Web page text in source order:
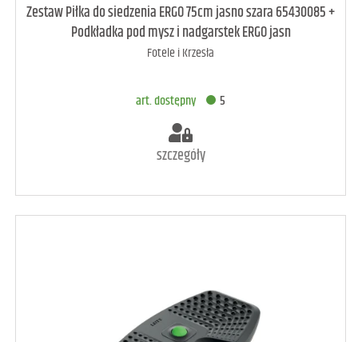
art. dostępny 5
Zestaw Piłka do siedzenia ERGO 75cm jasno szara 65430085 +
Podkładka pod mysz i nadgarstek ERGO jasn
Fotele i Krzesła
art. dostępny 5
szczegóły